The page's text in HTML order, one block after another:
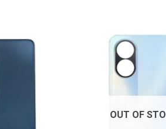
OUT OF